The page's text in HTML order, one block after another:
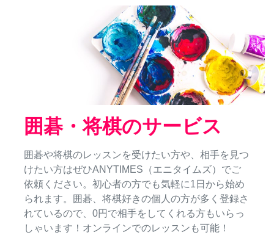
囲碁・将棋のサービス
囲碁や将棋のレッスンを受けたい方や、相手を見つ
けたい方はぜひANYTIMES（エニタイムズ）でご
依頼ください。初心者の方でも気軽に1日から始め
られます。囲碁、将棋好きの個人の方が多く登録さ
れているので、0円で相手をしてくれる方もいらっ
しゃいます！オンラインでのレッスンも可能！